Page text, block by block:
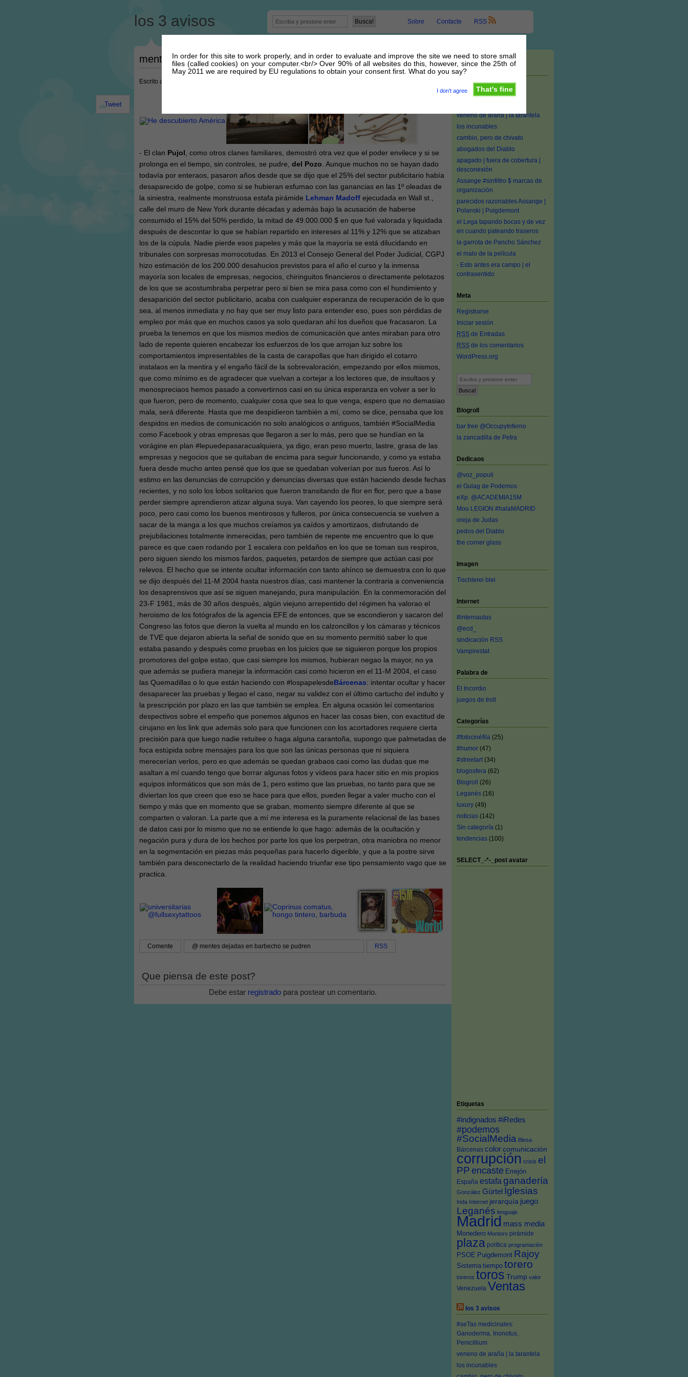
In order for this site to work properly, and in order to evaluate and improve the site we need to store small
files (called cookies) on your computer.<br/> Over 90% of all websites do this, however, since the 25th of
May 2011 we are required by EU regulations to obtain your consent first. What do you say?
That's fine
I don't agree
los 3 avisos Sobre Contacte RSS
mentes dejadas en barbecho se pudren
Escrito a las @ 8:44 PM el dia 20 Abril 2013 por
Tweet
- El clan Pujol , como otros clanes familiares, demostró otra vez que el poder envilece y si se
prolonga en el tiempo, sin controles, se pudre, del Pozo . Aunque muchos no se hayan dado
todavía por enteraos, pasaron años desde que se dijo que el 25% del sector publicitario había
desaparecido de golpe, como si se hubieran esfumao con las ganancias en las 1º oleadas de
la siniestra, realmente monstruosa estafa pirámide Lehman Madoff ejecudada en Wall st.,
calle del muro de New York durante décadas y además bajo la acusación de haberse
consumido el 15% del 50% perdido, la mitad de 49.000.000 $ en que fué valorada y liquidada
después de descontar lo que se habían repartido en intereses al 11% y 12% que se atizaban
los de la cúpula. Nadie pierde esos papeles y más que la mayoría se está dilucidando en
tribunales con sorpresas morrocotudas. En 2013 el Consejo General del Poder Judicial, CGPJ
hizo estimación de los 200.000 desahucios previstos para el año el curso y la inmensa
mayoría son locales de empresas, negocios, chiringuitos financieros o directamente pelotazos
de los que se acostumbraba perpetrar pero si bien se mira pasa como con el hundimiento y
desaparición del sector publicitario, acaba con cualquier esperanza de recuperación de lo que
sea, al menos inmediata y no hay que ser muy listo para entender eso, pues son pérdidas de
empleo por más que en muchos casos ya solo quedaran ahí los dueños que fracasaron. La
prueba la tenemos en que los mismos medios de comunicación que antes miraban para otro
lado de repente quieren encabezar los esfuerzos de los que arrojan luz sobre los
comportamientos impresentables de la casta de carapollas que han dirigido el cotarro
instalaos en la mentira y el engaño fácil de la sobrevaloración, empezando por ellos mismos,
que como mínimo es de agradecer que vuelvan a cortejar a los lectores que, de insultaos y
menospreciaos hemos pasado a convertirnos casi en su única esperanza en volver a ser lo
que fueron, pero de momento, cualquier cosa que sea lo que venga, espero que no demasiao
mala, será diferente. Hasta que me despidieron también a mí, como se dice, pensaba que los
despidos en medios de comunicación no solo analógicos o antiguos, también #SocialMedia
como Facebook y otras empresas que llegaron a ser lo más, pero que se hundían en la
vorágine en plan #lepuedepasaracualquiera, ya digo, eran peso muerto, lastre, grasa de las
empresas y negocios que se quitaban de encima para seguir funcionando, y como ya estaba
fuera desde mucho antes pensé que los que se quedaban volverían por sus fueros. Así lo
estimo en las denuncias de corrupción y denuncias diversas que están haciendo desde fechas
recientes, y no solo los lobos solitarios que fueron transitando de flor en flor, pero que a base
perder siempre aprendieron atizar alguna suya. Van cayendo los peores, lo que siempre será
poco, pero casi como los buenos mentirosos y fulleros, por única consecuencia se vuelven a
sacar de la manga a los que muchos creíamos ya caídos y amortizaos, disfrutando de
prejubilaciones totalmente inmerecidas, pero también de repente me encuentro que lo que
parece es que caen rodando por 1 escalera con peldaños en los que se toman sus respiros,
pero siguen siendo los mismos fardos, paquetes, petardos de siempre que actúan casi por
relevos. El hecho que se intente ocultar información con tanto ahínco se demuestra con lo que
se dijo después del 11-M 2004 hasta nuestros días, casi mantener la contraria a conveniencia
los desaprensivos que así se siguen manejando, pura manipulación. En la conmemoración del
23-F 1981, más de 30 años después, algún viejuno arrepentido del régimen ha valorao el
heroismo de los fotógrafos de la agencia EFE de entonces, que se escondieron y sacaron del
Congreso las fotos que dieron la vuelta al mundo en los calzoncillos y los cámaras y técnicos
de TVE que dejaron abierta la señal de sonido que en su momento permitió saber lo que
estaba pasando y después como pruebas en los juicios que se siguieron porque los propios
promotores del golpe estao, que casi siempre los mismos, hubieran negao la mayor, no ya
que además se pudiera manejar la información casi como hicieron en el 11-M 2004, el caso
las Quemadillas o lo que están haciendo con #lospapelesdeBárcenas: intentar ocultar y hacer
desaparecer las pruebas y llegao el caso, negar su validez con el último cartucho del indulto y
la prescripción por plazo en las que también se emplea. En alguna ocasión leí comentarios
despectivos sobre el empeño que ponemos algunos en hacer las cosas bien, con exactitud de
cirujano en los link que además solo para que funcionen con los acortadores requiere cierta
precisión para que luego nadie retuitee o haga alguna carantoña, supongo que palmetadas de
foca estúpida sobre mensajes para los que son las únicas personas que ni siquiera
merecerían verlos, pero es que además se quedan grabaos casi como las dudas que me
asaltan a mí cuando tengo que borrar algunas fotos y vídeos para hacer sitio en mis propios
equipos informáticos que son más de 1, pero estimo que las pruebas, no tanto para que se
diviertan los que creen que eso se hace para que ellos, pueden llegar a valer mucho con el
tiempo y más que en momento que se graban, momento siempre diferente al que se
comparten o valoran. La parte que a mí me interesa es la puramente relacional de las bases
de datos casi por lo mismo que no se entiende lo que hago: además de la ocultación y
negación pura y dura de los hechos por parte los que los perpetran, otra maniobra no menor
en la segmentación en piezas más pequeñas para hacerlo digerible, y que a la postre sirve
también para desconectarlo de la realidad haciendo triunfar ese tipo pensamiento vago que se
practica.
Comente @ mentes dejadas en barbecho se pudren RSS
Que piensa de este post?
Debe estar registrado para postear un comentario.
Entradas recientes
#seTas medicinales:
Ganoderma, Inonotus,
veneno de araña | la tarantela
los incunables
cambio, pero de chivato
abogados del Diablo
apagado | fuera de cobertura |
desconexión
Assange #sinfiltro $ marcas de
organización
parecidos razonables Assange |
Polanski | Puigdemont
el Lega tapando bocas y de vez
en cuando pateando traseros
la garrota de Pancho Sánchez
el malo de la película
- Esto antes era campo | el
contrasentido
Meta
Registrarse
Iniciar sesión
RSS de Entradas
RSS de los comentarios
WordPress.org
Blogroll
bar free @OccupyInferno
la zancadilla de Petra
Dedicaos
@voz_populi
el Gulag de Podemos
eXp. @ACADEMIA15M
Mou LEGION #halaMADRID
oreja de Judas
pedos del Diablo
the corner glass
Imagen
Tischlerei blei
Internet
#internautas
@ecd_
sindicación RSS
Vampirestat
Palabra de
El Incordio
juegos de troll
Categorías
#fotocinéfila (25)
#humor (47)
#streetart (34)
blogosfera (62)
Blogroll
(26)
Leganés (16)
luxury (49)
noticias (142)
Sin categoría (1)
tendencias (100)
SELECT_-*-_post avatar
Etiquetas
#indignados #iRedes
#podemos
#SocialMedia Blesa
Bárcenas color comunicación
corrupción crisis el
PP encaste Errejón
España estafa ganadería
González Gürtel Iglesias
Inda Internet jerarquía juego
Leganés lenguaje
Madrid mass media
Monedero Montoro pirámide
plaza política programación
PSOE Puigdemont Rajoy
Sistema tiempo torero
toreros toros Trump valor
Venezuela Ventas
los 3 avisos
#seTas medicinales:
Ganoderma, Inonotus,
Penicillium
veneno de araña | la tarantela
los incunables